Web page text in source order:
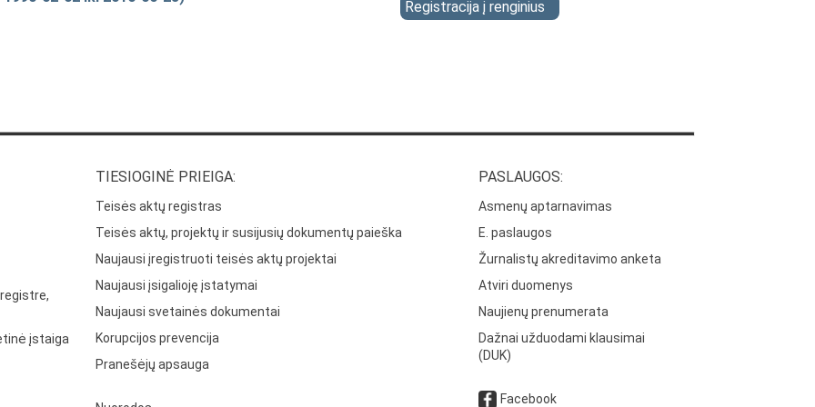
Registracija į renginius
įstaiga
TIESIOGINĖ PRIEIGA:
Teisės aktų registras
Teisės aktų, projektų ir susijusių dokumentų paieška
Naujausi įregistruoti teisės aktų projektai
Naujausi įsigalioję įstatymai
Naujausi svetainės dokumentai
Korupcijos prevencija
Pranešėjų apsauga
PASLAUGOS:
Asmenų aptarnavimas
E. paslaugos
Žurnalistų akreditavimo anketa
Atviri duomenys
Naujienų prenumerata
Dažnai užduodami klausimai
(DUK)
Facebook